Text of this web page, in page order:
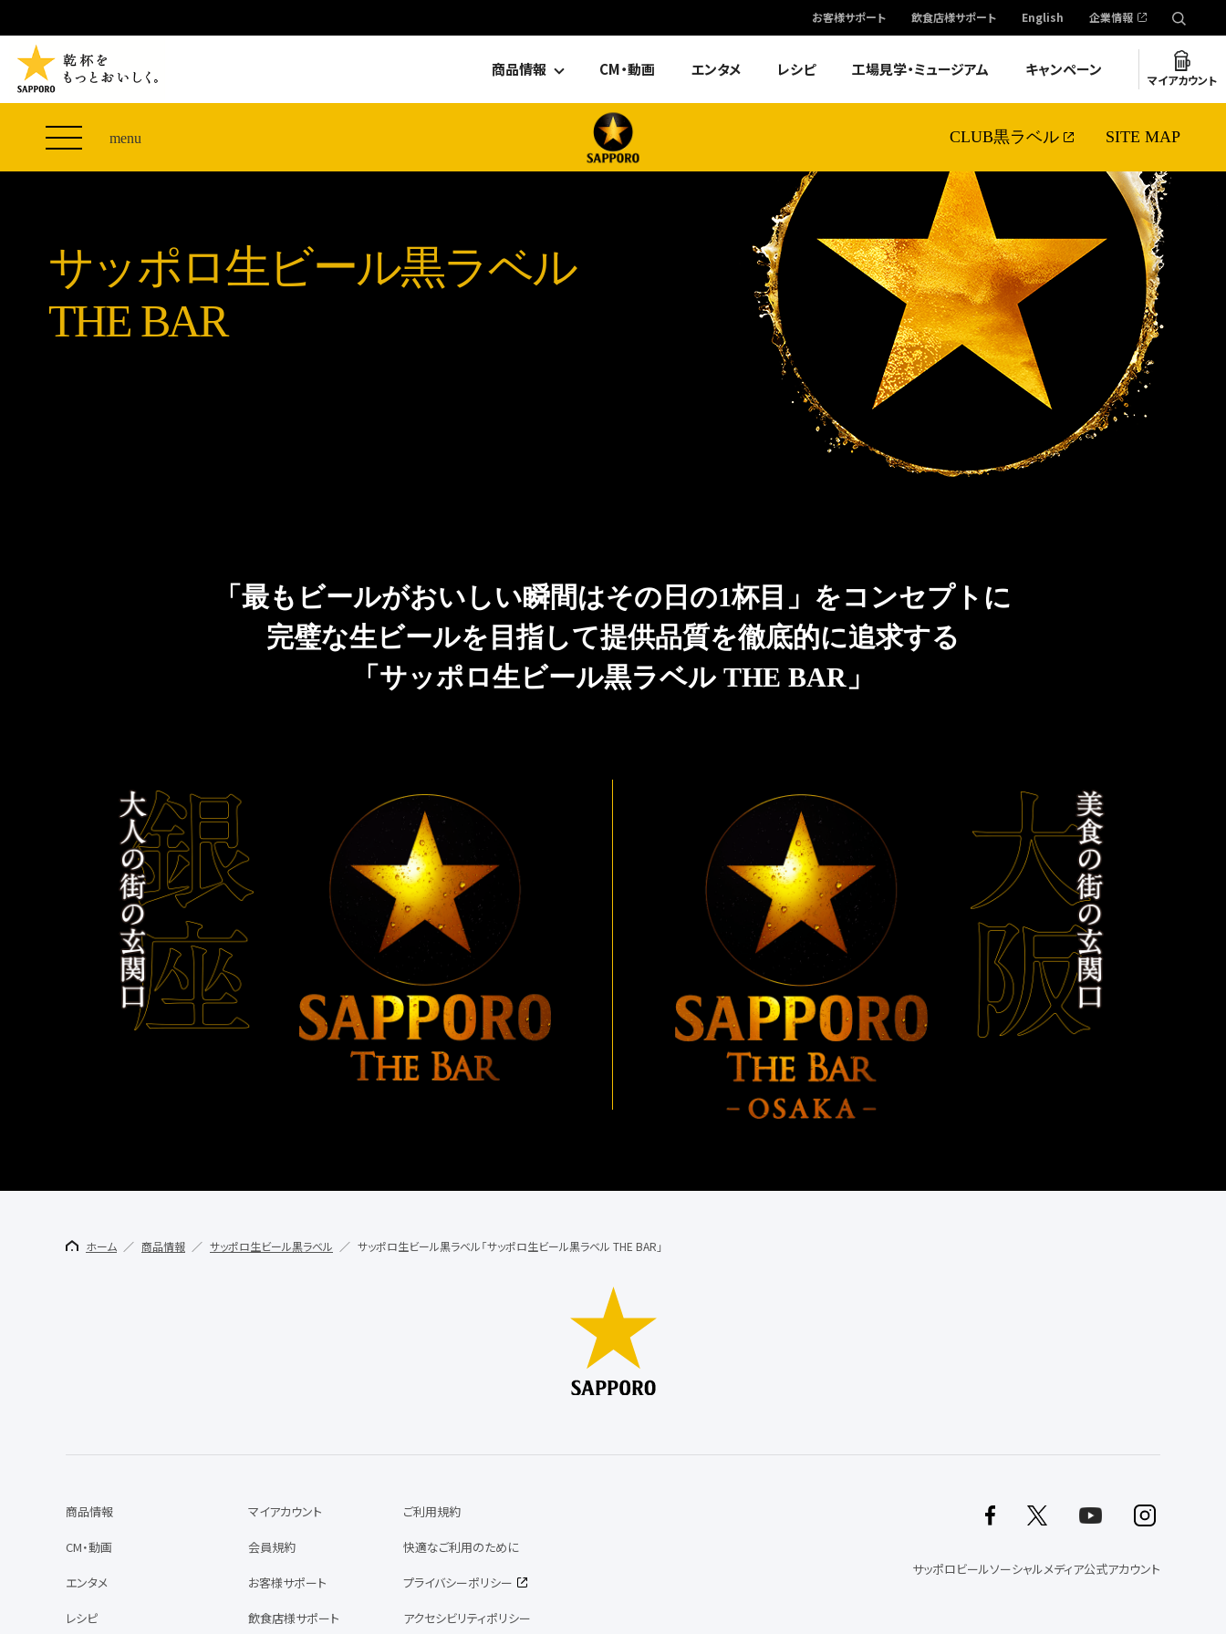
お客様サポート 飲食店様サポート English 企業情報
商品情報 CM・動画 エンタメ レシピ 工場見学・ミュージアム キャンペーン
マイアカウント
menu CLUB黒ラベル SITE MAP
THE PERFECT 黒ラベル WAGON -LIVE DRAFT-
「満天☆青空レストラン」コラボキャンペーン
Collaboration
「丸くなるな、☆星になれ。」限定デザイン缶数量
サッポロ生ビール黒ラベル
オカズデザインが提案する
黒ラベルに合う食40選
ザ・パーフェクト黒ラベルが飲めるお店
CLUB 黒ラベル
サッポロ生ビール黒ラベル
THE BAR
「最もビールがおいしい瞬間はその日の1杯目」をコンセプトに
完璧な生ビールを目指して提供品質を徹底的に追求する
「サッポロ生ビール黒ラベル THE BAR」
ホーム 商品情報 サッポロ生ビール黒ラベル サッポロ生ビール黒ラベル「サッポロ生ビール黒ラベル THE BAR」
サッポロビールソーシャルメディア公式アカウント
商品情報
CM・動画
エンタメ
レシピ
マイアカウント
会員規約
お客様サポート
飲食店様サポート
ご利用規約
快適なご利用のために
プライバシーポリシー
アクセシビリティポリシー